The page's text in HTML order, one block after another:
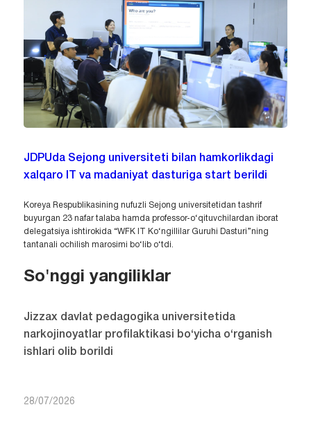
JDPUda Sejong universiteti bilan hamkorlikdagi
xalqaro IT va madaniyat dasturiga start berildi
Koreya Respublikasining nufuzli Sejong universitetidan tashrif
buyurgan 23 nafar talaba hamda professor-o‘qituvchilardan iborat
delegatsiya ishtirokida “WFK IT Ko‘ngillilar Guruhi Dasturi”ning
tantanali ochilish marosimi bo‘lib o‘tdi.
So'nggi yangiliklar
Jizzax davlat pedagogika universitetida
narkojinoyatlar profilaktikasi bo‘yicha o‘rganish
ishlari olib borildi
28/07/2026